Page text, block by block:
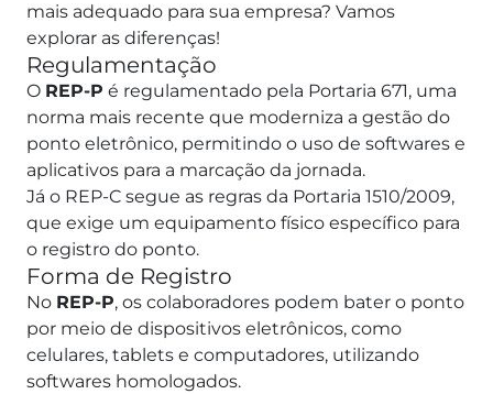
mais adequado para sua empresa? Vamos
explorar as diferenças!
Regulamentação
O REP-P é regulamentado pela Portaria 671, uma
norma mais recente que moderniza a gestão do
ponto eletrônico, permitindo o uso de softwares e
aplicativos para a marcação da jornada.
Já o REP-C segue as regras da Portaria 1510/2009,
que exige um equipamento físico específico para
o registro do ponto.
Forma de Registro
No REP-P, os colaboradores podem bater o ponto
por meio de dispositivos eletrônicos, como
celulares, tablets e computadores, utilizando
softwares homologados.